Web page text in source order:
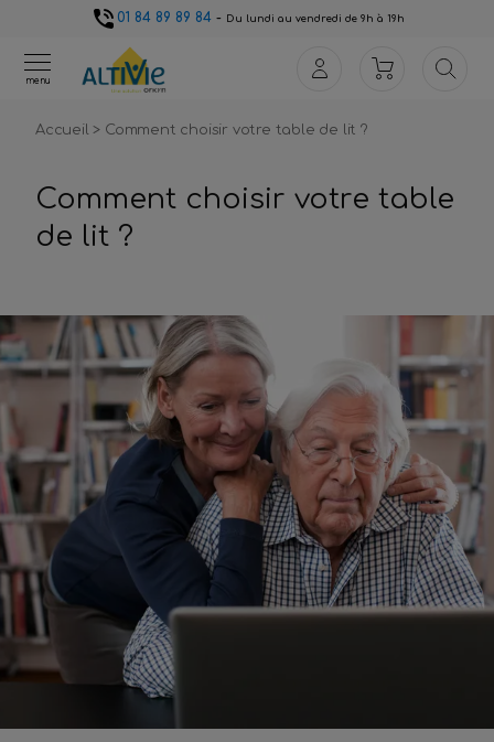
01 84 89 89 84- Du lundi au vendredi de 9h à 19h
menu
Accueil> Comment choisir votre table de lit ?
Comment choisir votre table
de lit ?